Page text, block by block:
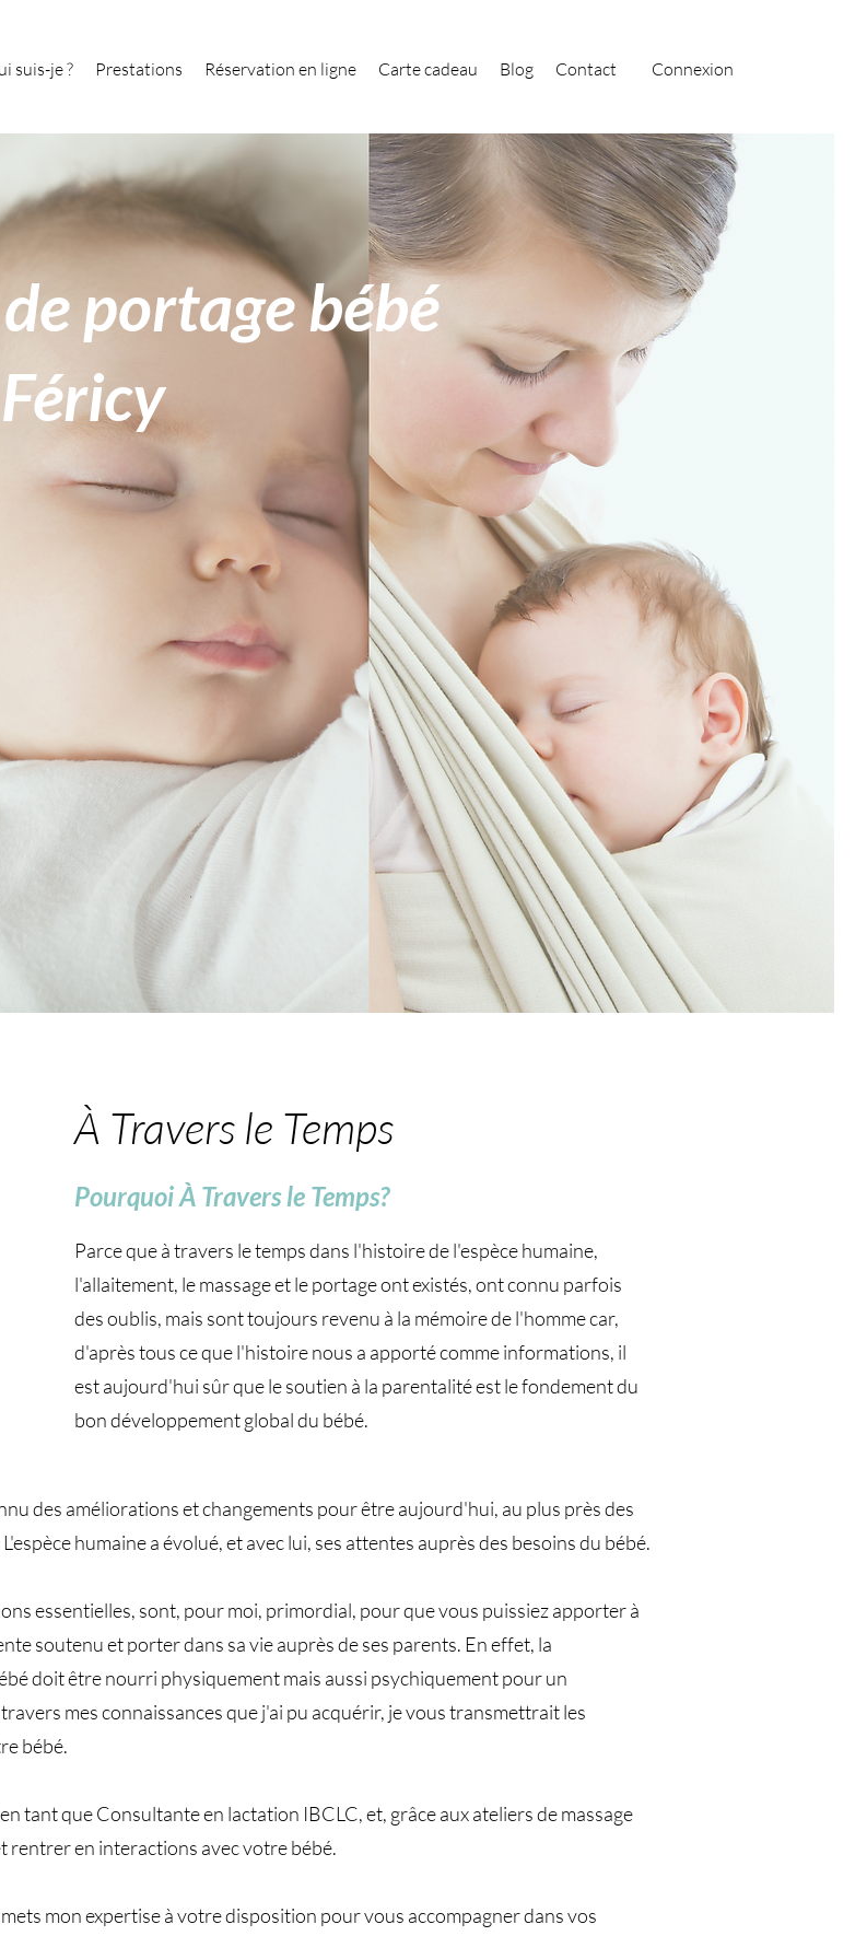
suis-je ? Prestations Réservation en ligne Carte cadeau Blog Contact Connexion
portage bébé
Féricy
À Travers le Temps
Parce que à travers le temps dans l'histoire de l'espèce humaine,
l'allaitement, le massage et le portage ont existés, ont connu parfois
des oublis, mais sont toujours revenu à la mémoire de l'homme car,
d'après tous ce que l'histoire nous a apporté comme informations, il
est aujourd'hui sûr que le soutien à la parentalité est le fondement du
bon développement global du bébé.
Pourquoi À Travers le Temps?
des améliorations et changements pour être aujourd'hui, au plus près des
humaine a évolué, et avec lui, ses attentes auprès des besoins du bébé.
essentielles, sont, pour moi, primordial, pour que vous puissiez apporter à
soutenu et porter dans sa vie auprès de ses parents. En effet, la
doit être nourri physiquement mais aussi psychiquement pour un
mes connaissances que j'ai pu acquérir, je vous transmettrait les
bébé.
tant que Consultante en lactation IBCLC, et, grâce aux ateliers de massage
rentrer en interactions avec votre bébé.
mon expertise à votre disposition pour vous accompagner dans vos